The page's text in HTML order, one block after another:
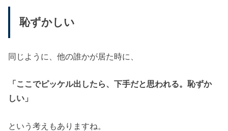
恥ずかしい
同じように、他の誰かが居た時に、
「ここでピッケル出したら、下手だと思われる。恥ずか
しい」
という考えもありますね。